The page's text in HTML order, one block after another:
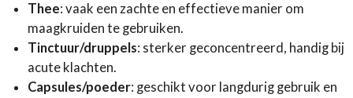
Thee: vaak een zachte en effectieve manier om
maagkruiden te gebruiken.
Tinctuur/druppels: sterker geconcentreerd, handig bij
acute klachten.
Capsules/poeder: geschikt voor langdurig gebruik en